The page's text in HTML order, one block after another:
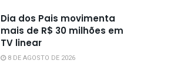
Dia dos Pais movimenta
mais de R$ 30 milhões em
TV linear
8 DE AGOSTO DE 2026